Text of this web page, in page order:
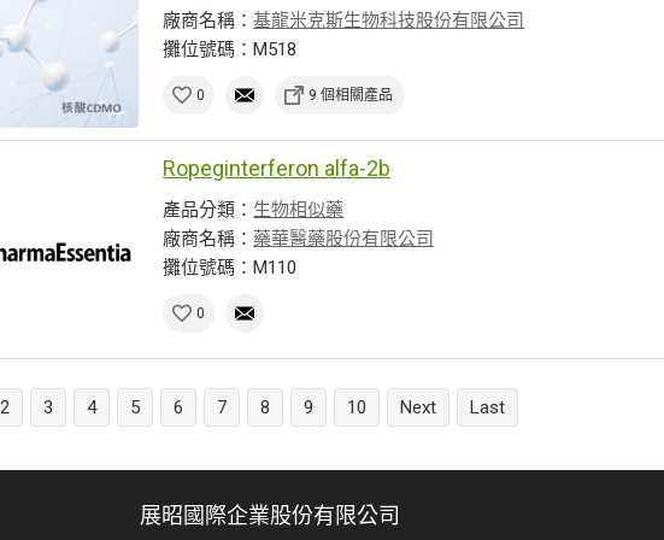
廠商名稱：基龍米克斯生物科技股份有限公司
攤位號碼：M518
0 9 個相關產品
Ropeginterferon alfa-2b
產品分類： 生物相似藥
廠商名稱： 藥華醫藥股份有限公司
攤位號碼：M110
0
2 3 4 5 6 7 8 9 10 Next Last
展昭國際企業股份有限公司